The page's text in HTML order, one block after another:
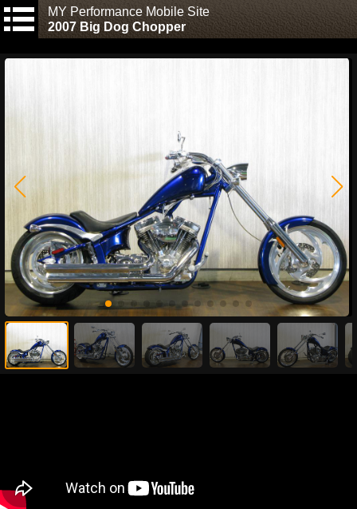
MY Performance Mobile Site
2007 Big Dog Chopper